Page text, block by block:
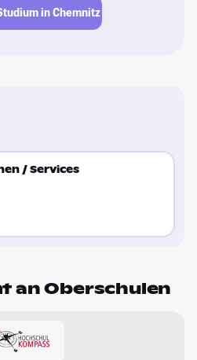
in Chemnitz
/ Services
an Oberschulen